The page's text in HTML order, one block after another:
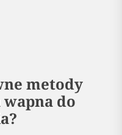
metody
do